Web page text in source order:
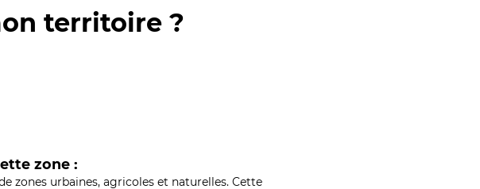
territoire ?
zone :
zones urbaines, agricoles et naturelles. Cette